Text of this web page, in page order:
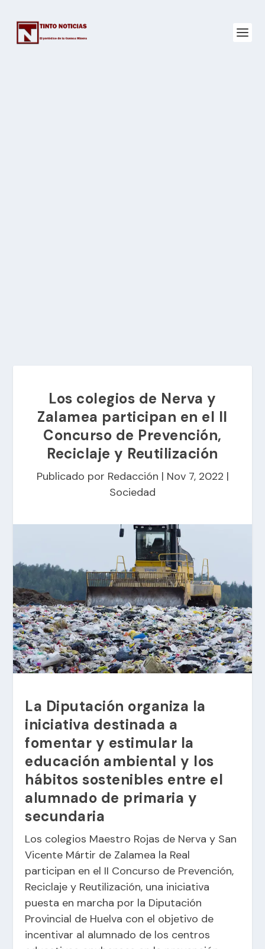
Los colegios de Nerva y
Zalamea participan en el II
Concurso de Prevención,
Reciclaje y Reutilización
Publicado por Redacción | Nov 7, 2022 |
Sociedad
La Diputación organiza la
iniciativa destinada a
fomentar y estimular la
educación ambiental y los
hábitos sostenibles entre el
alumnado de primaria y
secundaria
Los colegios Maestro Rojas de Nerva y San
Vicente Mártir de Zalamea la Real
participan en el II Concurso de Prevención,
Reciclaje y Reutilización, una iniciativa
puesta en marcha por la Diputación
Provincial de Huelva con el objetivo de
incentivar al alumnado de los centros